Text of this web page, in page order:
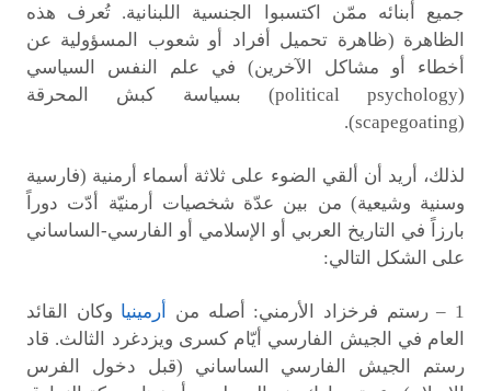
جميع أبنائه ممّن اكتسبوا الجنسية اللبنانية. تُعرف هذه
الظاهرة (ظاهرة تحميل أفراد أو شعوب المسؤولية عن
أخطاء أو مشاكل الآخرين) في علم النفس السياسي
(political psychology) بسياسة كبش المحرقة
(scapegoating).
لذلك، أريد أن ألقي الضوء على ثلاثة أسماء أرمنية (فارسية
وسنية وشيعية) من بين عدّة شخصيات أرمنيّة أدّت دوراً
بارزاً في التاريخ العربي أو الإسلامي أو الفارسي-الساساني
على الشكل التالي:
1 – رستم فرخزاد الأرمني: أصله من أرمينيا وكان القائد
العام في الجيش الفارسي أيّام كسرى ويزدغرد الثالث. قاد
رستم الجيش الفارسي الساساني (قبل دخول الفرس